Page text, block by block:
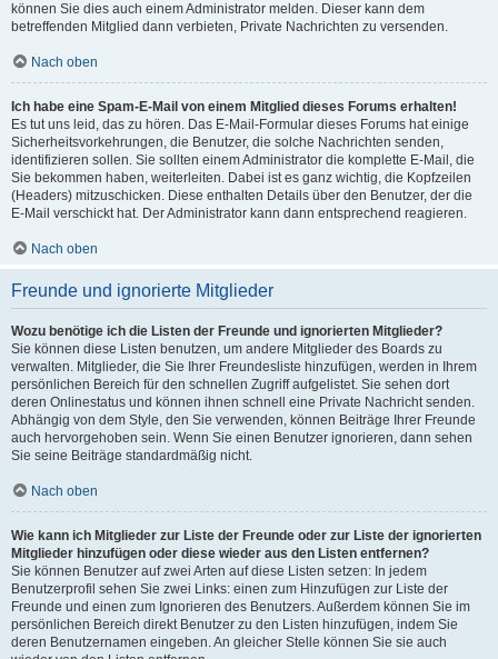
können Sie dies auch einem Administrator melden. Dieser kann dem
betreffenden Mitglied dann verbieten, Private Nachrichten zu versenden.
Nach oben
Ich habe eine Spam-E-Mail von einem Mitglied dieses Forums erhalten!
Es tut uns leid, das zu hören. Das E-Mail-Formular dieses Forums hat einige
Sicherheitsvorkehrungen, die Benutzer, die solche Nachrichten senden,
identifizieren sollen. Sie sollten einem Administrator die komplette E-Mail, die
Sie bekommen haben, weiterleiten. Dabei ist es ganz wichtig, die Kopfzeilen
(Headers) mitzuschicken. Diese enthalten Details über den Benutzer, der die
E-Mail verschickt hat. Der Administrator kann dann entsprechend reagieren.
Nach oben
Freunde und ignorierte Mitglieder
Wozu benötige ich die Listen der Freunde und ignorierten Mitglieder?
Sie können diese Listen benutzen, um andere Mitglieder des Boards zu
verwalten. Mitglieder, die Sie Ihrer Freundesliste hinzufügen, werden in Ihrem
persönlichen Bereich für den schnellen Zugriff aufgelistet. Sie sehen dort
deren Onlinestatus und können ihnen schnell eine Private Nachricht senden.
Abhängig von dem Style, den Sie verwenden, können Beiträge Ihrer Freunde
auch hervorgehoben sein. Wenn Sie einen Benutzer ignorieren, dann sehen
Sie seine Beiträge standardmäßig nicht.
Nach oben
Wie kann ich Mitglieder zur Liste der Freunde oder zur Liste der ignorierten
Mitglieder hinzufügen oder diese wieder aus den Listen entfernen?
Sie können Benutzer auf zwei Arten auf diese Listen setzen: In jedem
Benutzerprofil sehen Sie zwei Links: einen zum Hinzufügen zur Liste der
Freunde und einen zum Ignorieren des Benutzers. Außerdem können Sie im
persönlichen Bereich direkt Benutzer zu den Listen hinzufügen, indem Sie
deren Benutzernamen eingeben. An gleicher Stelle können Sie sie auch